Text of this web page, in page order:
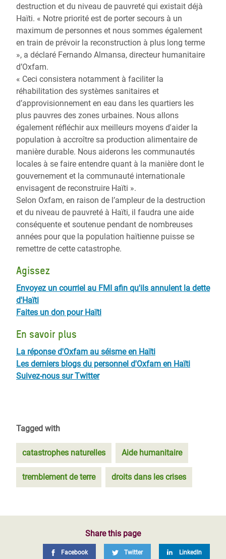
destruction et du niveau de pauvreté qui existait déjà
Haïti. « Notre priorité est de porter secours à un
maximum de personnes et nous sommes également
en train de prévoir la reconstruction à plus long terme
», a déclaré Fernando Almansa, directeur humanitaire
d’Oxfam.
« Ceci consistera notamment à faciliter la
réhabilitation des systèmes sanitaires et
d’approvisionnement en eau dans les quartiers les
plus pauvres des zones urbaines. Nous allons
également réfléchir aux meilleurs moyens d'aider la
population à accroître sa production alimentaire de
manière durable. Nous aiderons les communautés
locales à se faire entendre quant à la manière dont le
gouvernement et la communauté internationale
envisagent de reconstruire Haïti ».
Selon Oxfam, en raison de l’ampleur de la destruction
et du niveau de pauvreté à Haïti, il faudra une aide
conséquente et soutenue pendant de nombreuses
années pour que la population haïtienne puisse se
remettre de cette catastrophe.
Agissez
Envoyez un courriel au FMI afin qu'ils annulent la dette
d'Haïti
Faites un don pour Haïti
En savoir plus
La réponse d'Oxfam au séisme en Haïti
Les derniers blogs du personnel d'Oxfam en Haïti
Suivez-nous sur Twitter
Tagged with
catastrophes naturelles Aide humanitaire
tremblement de terre droits dans les crises
Share this page
Facebook Twitter LinkedIn